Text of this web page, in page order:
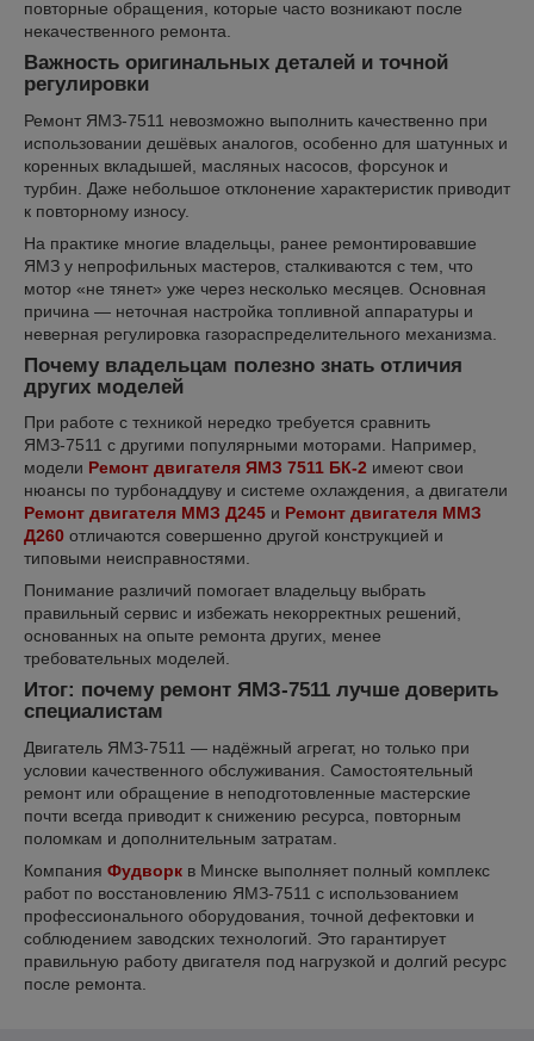
повторные обращения, которые часто возникают после
некачественного ремонта.
Важность оригинальных деталей и точной
регулировки
Ремонт ЯМЗ-7511 невозможно выполнить качественно при
использовании дешёвых аналогов, особенно для шатунных и
коренных вкладышей, масляных насосов, форсунок и
турбин. Даже небольшое отклонение характеристик приводит
к повторному износу.
На практике многие владельцы, ранее ремонтировавшие
ЯМЗ у непрофильных мастеров, сталкиваются с тем, что
мотор «не тянет» уже через несколько месяцев. Основная
причина — неточная настройка топливной аппаратуры и
неверная регулировка газораспределительного механизма.
Почему владельцам полезно знать отличия
других моделей
При работе с техникой нередко требуется сравнить
ЯМЗ-7511 с другими популярными моторами. Например,
модели Ремонт двигателя ЯМЗ 7511 БК-2 имеют свои
нюансы по турбонаддуву и системе охлаждения, а двигатели
Ремонт двигателя ММЗ Д245 и Ремонт двигателя ММЗ
Д260 отличаются совершенно другой конструкцией и
типовыми неисправностями.
Понимание различий помогает владельцу выбрать
правильный сервис и избежать некорректных решений,
основанных на опыте ремонта других, менее
требовательных моделей.
Итог: почему ремонт ЯМЗ-7511 лучше доверить
специалистам
Двигатель ЯМЗ-7511 — надёжный агрегат, но только при
условии качественного обслуживания. Самостоятельный
ремонт или обращение в неподготовленные мастерские
почти всегда приводит к снижению ресурса, повторным
поломкам и дополнительным затратам.
Компания Фудворк в Минске выполняет полный комплекс
работ по восстановлению ЯМЗ-7511 с использованием
профессионального оборудования, точной дефектовки и
соблюдением заводских технологий. Это гарантирует
правильную работу двигателя под нагрузкой и долгий ресурс
после ремонта.